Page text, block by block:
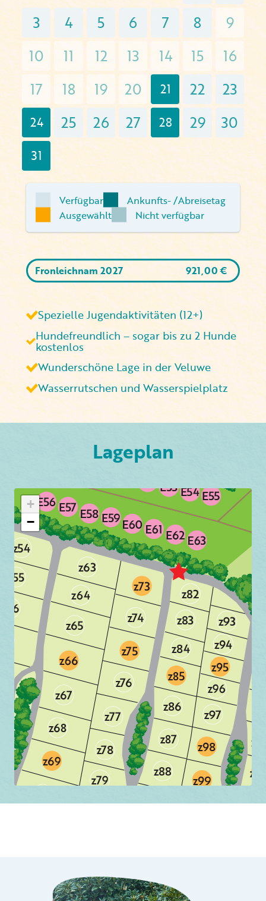
3
4 5 6 7 8
9
10
11 12 13 14 15
16
17
18 19 20 21 22 23
24 25 26 27 28 29 30
31
Verfügbar
Ankunfts- /Abreisetag
Ausgewählt
Nicht verfügbar
Fronleichnam 2027 €
921,00
Spezielle Jugendaktivitäten (12+)
Hundefreundlich – sogar bis zu 2 Hunde
kostenlos
Wunderschöne Lage in der Veluwe
Wasserrutschen und Wasserspielplatz
Lageplan
+
−